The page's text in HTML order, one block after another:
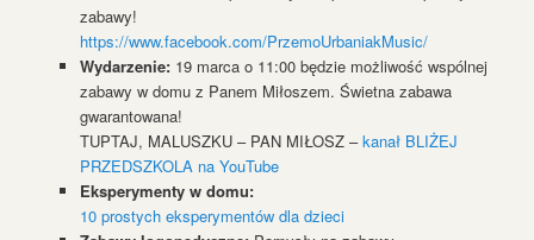
zabawy!
https://www.facebook.com/PrzemoUrbaniakMusic/
Wydarzenie: 19 marca o 11:00 będzie możliwość wspólnej
zabawy w domu z Panem Miłoszem. Świetna zabawa
gwarantowana!
TUPTAJ, MALUSZKU – PAN MIŁOSZ –kanał BLIŻEJ
PRZEDSZKOLA na YouTube
Eksperymenty w domu:
10 prostych eksperymentów dla dzieci